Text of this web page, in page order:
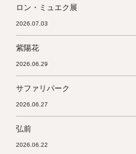
ロン・ミュエク展
2026.07.03
紫陽花
2026.06.29
サファリパーク
2026.06.27
弘前
2026.06.22